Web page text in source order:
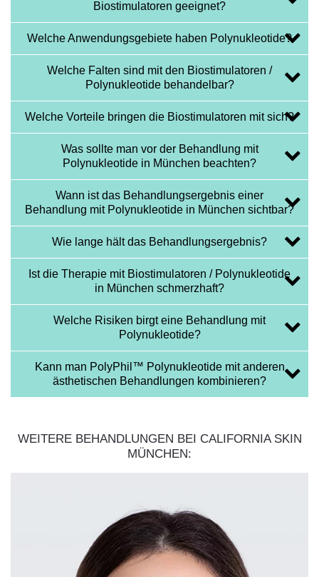
Biostimulatoren geeignet?
Welche Anwendungsgebiete haben Polynukleotide?
Welche Falten sind mit den Biostimulatoren /
Polynukleotide behandelbar?
Welche Vorteile bringen die Biostimulatoren mit sich?
Was sollte man vor der Behandlung mit
Polynukleotide in München beachten?
Wann ist das Behandlungsergebnis einer
Behandlung mit Polynukleotide in München sichtbar?
Wie lange hält das Behandlungsergebnis?
Ist die Therapie mit Biostimulatoren / Polynukleotide
in München schmerzhaft?
Welche Risiken birgt eine Behandlung mit
Polynukleotide?
Kann man PolyPhil™ Polynukleotide mit anderen
ästhetischen Behandlungen kombinieren?
WEITERE BEHANDLUNGEN BEI CALIFORNIA SKIN
MÜNCHEN: